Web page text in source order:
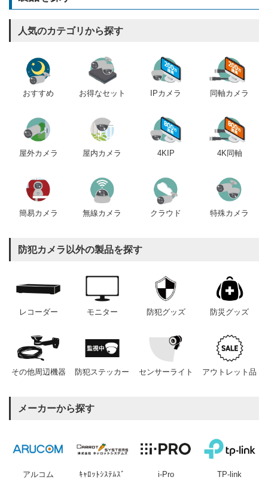
人気のカテゴリから探す
おすすめ お得なセット IPカメラ 同軸カメラ
屋外カメラ 屋内カメラ 4KIP 4K同軸
簡易カメラ 無線カメラ クラウド 特殊カメラ
防犯カメラ以外の製品を探す
レコーダー モニター 防犯グッズ 防災グッズ
その他周辺機器 防犯ステッカー センサーライト アウトレット品
メーカーから探す
アルコム ｷｬﾛｯﾄｼｽﾃﾑｽﾞ i-Pro TP-link